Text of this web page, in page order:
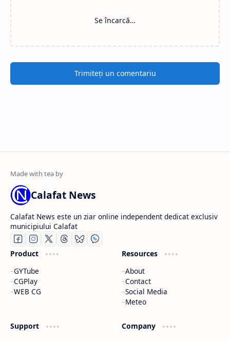
Se încarcă…
Trimiteți un comentariu
Calafat News
Calafat News este un ziar online independent dedicat exclusiv
municipiului Calafat
Product
GYTube
CGPlay
WEB CG
Resources
About
Contact
Social Media
Meteo
Support
Company